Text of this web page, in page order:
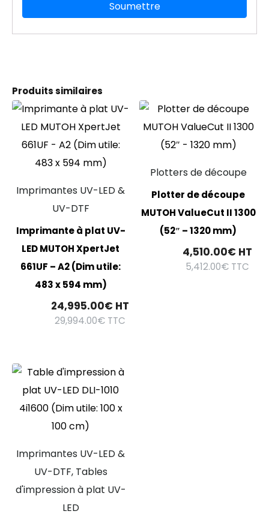
Produits similaires
Imprimantes UV-LED &
UV-DTF
Imprimante à plat UV-
LED MUTOH XpertJet
661UF – A2 (Dim utile:
483 x 594 mm)
24,995.00€ HT
29,994.00€ TTC
Plotters de découpe
Plotter de découpe
MUTOH ValueCut II 1300
(52″ – 1320 mm)
4,510.00€ HT
5,412.00€ TTC
Imprimantes UV-LED &
UV-DTF, Tables
d'impression à plat UV-
LED